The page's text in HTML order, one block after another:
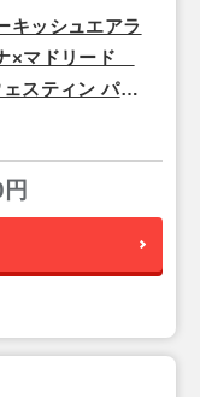
キッシュエアラ
×マドリード
スティン パレ
星『サー ビク